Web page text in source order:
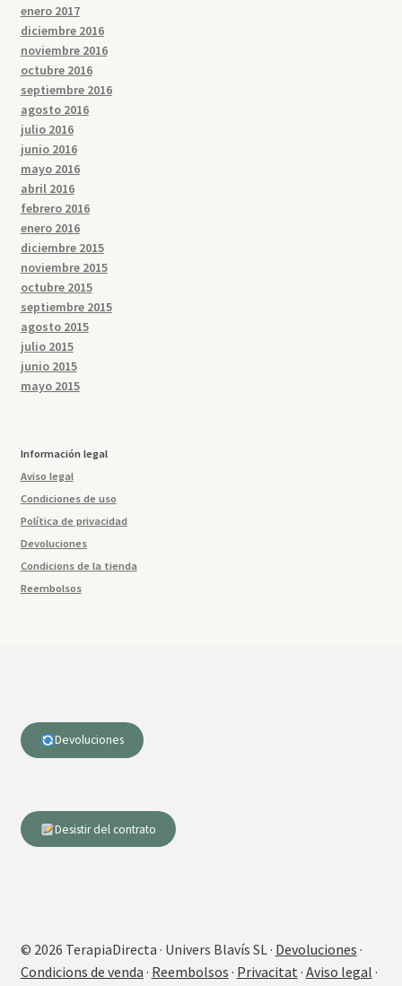
enero 2017
diciembre 2016
noviembre 2016
octubre 2016
septiembre 2016
agosto 2016
julio 2016
junio 2016
mayo 2016
abril 2016
febrero 2016
enero 2016
diciembre 2015
noviembre 2015
octubre 2015
septiembre 2015
agosto 2015
julio 2015
junio 2015
mayo 2015
Información legal
Aviso legal
Condiciones de uso
Política de privacidad
Devoluciones
Condicions de la tienda
Reembolsos
Devoluciones
Desistir del contrato
© 2026 TerapiaDirecta · Univers Blavís SL · Devoluciones ·
Condicions de venda · Reembolsos · Privacitat · Aviso legal ·